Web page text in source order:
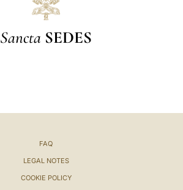
Sancta SEDES
FAQ
LEGAL NOTES
COOKIE POLICY